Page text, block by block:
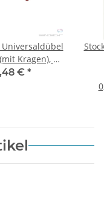
Universaldübel
Kragen), 10
- 100 Stk.
€ *